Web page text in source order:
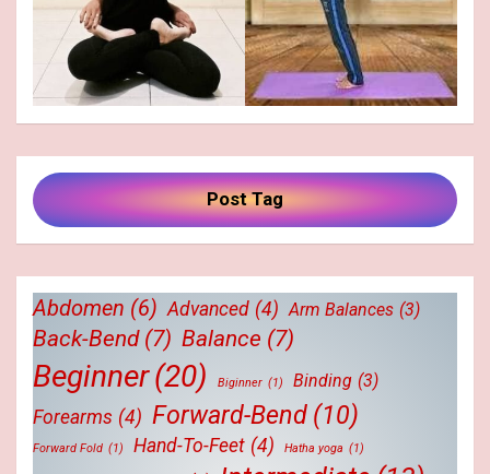
Post Tag
Abdomen (6) Advanced (4) Arm Balances (3)
Back-Bend (7) Balance (7)
Beginner(20) Biginner (1) Binding (3)
Forearms (4) Forward-Bend (10)
Forward Fold (1) Hand-To-Feet (4) Hatha yoga (1)